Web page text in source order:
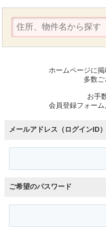
ホームページに
多数ご
お手
会員登録フォーム
メールアドレス（ログインID）
ご希望のパスワード